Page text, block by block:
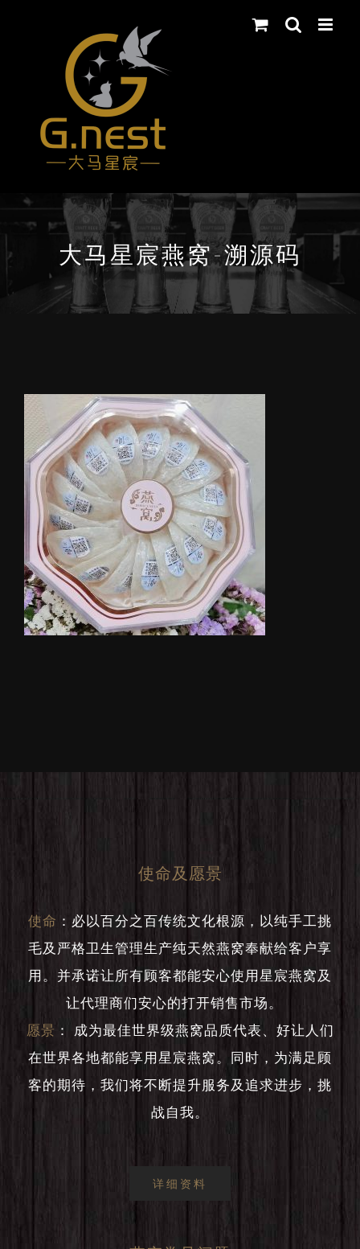
大马星宸燕窝-溯源码
使命及愿景
使命 ： 必以百分之百传统文化根源，以纯手工挑
毛及严格卫生管理生产纯天然燕窝奉献给客户享
用。并承诺让所有顾客都能安心使用星宸燕窝及
让代理商们安心的打开销售市场。
愿景 ：
成为最佳世界级燕窝品质代表、好让人们
在世界各地都能享用星宸燕窝。同时，为满足顾
客的期待，我们将不断提升服务及追求进步，挑
战自我。
详细资料